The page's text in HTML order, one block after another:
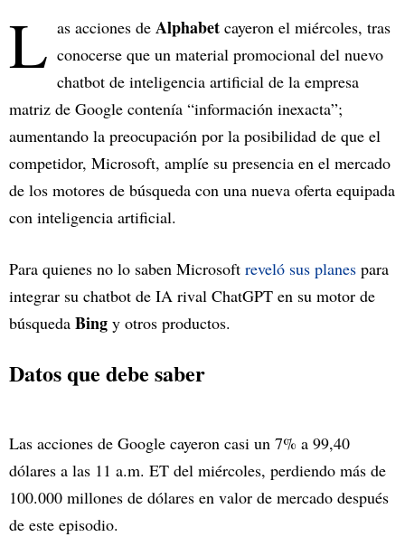
L as acciones de Alphabet cayeron el miércoles, tras
conocerse que un material promocional del nuevo
chatbot de inteligencia artificial de la empresa
matriz de Google contenía “información inexacta”;
aumentando la preocupación por la posibilidad de que el
competidor, Microsoft, amplíe su presencia en el mercado
de los motores de búsqueda con una nueva oferta equipada
con inteligencia artificial.
Para quienes no lo saben Microsoft reveló sus planes para
integrar su chatbot de IA rival ChatGPT en su motor de
búsqueda Bing y otros productos.
Datos que debe saber
Las acciones de Google cayeron casi un 7% a 99,40
dólares a las 11 a.m. ET del miércoles, perdiendo más de
100.000 millones de dólares en valor de mercado después
de este episodio.